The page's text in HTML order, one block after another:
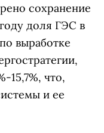
сохранение
доля ГЭС в
выработке
15,7%, что,
и ее